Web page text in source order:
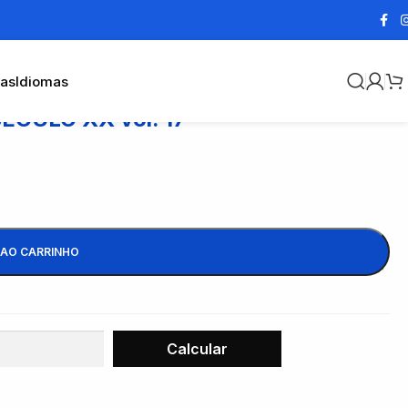
Idiomas
XX vol. 17
CARRINHO